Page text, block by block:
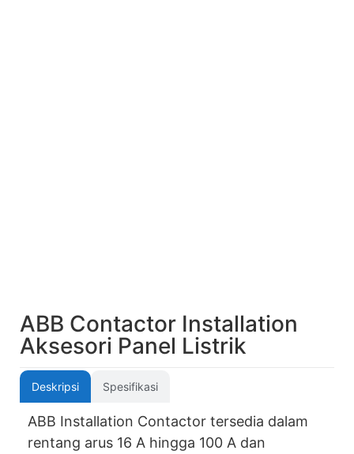
ABB Contactor Installation
Aksesori Panel Listrik
Deskripsi Spesifikasi
ABB Installation Contactor tersedia dalam
rentang arus 16 A hingga 100 A dan